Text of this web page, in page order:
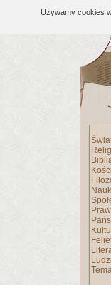
Używamy cookies